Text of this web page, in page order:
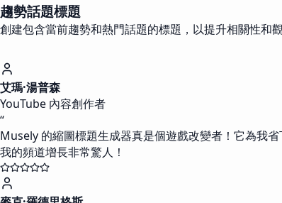
趨勢話題標題
創建包含當前趨勢和熱門話題的標題，以提升相關性和觀
艾瑪·湯普森
YouTube 內容創作者
“
Musely 的縮圖標題生成器真是個遊戲改變者！它為我
我的頻道增長非常驚人！